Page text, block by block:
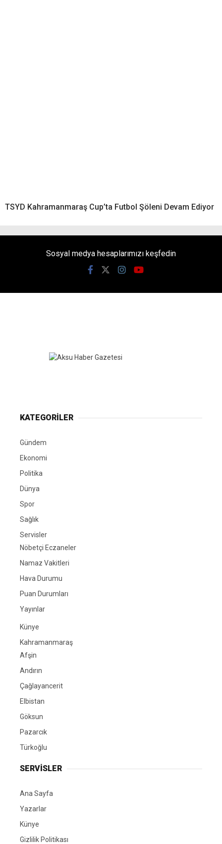
TSYD Kahramanmaraş Cup’ta Futbol Şöleni Devam Ediyor
Sosyal medya hesaplarımızı keşfedin
KATEGORİLER
Gündem
Ekonomi
Politika
Dünya
Spor
Sağlık
Servisler
Nöbetçi Eczaneler
Namaz Vakitleri
Hava Durumu
Puan Durumları
Yayınlar
Künye
Kahramanmaraş
Afşin
Andırın
Çağlayancerit
Elbistan
Göksun
Pazarcık
Türkoğlu
SERVİSLER
Ana Sayfa
Yazarlar
Künye
Gizlilik Politikası